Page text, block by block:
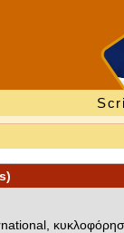
κυκλοφόρησε